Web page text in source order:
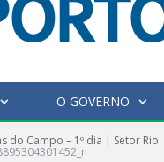
O GOVERNO
do Campo – 1º dia | Setor Rio